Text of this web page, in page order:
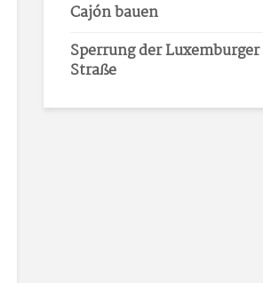
Cajón bauen
Sperrung der Luxemburger
Straße